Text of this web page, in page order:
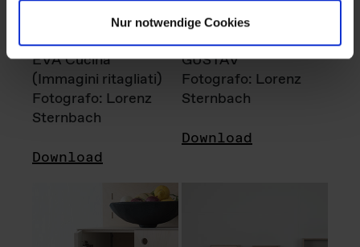
Nur notwendige Cookies
EVA Cucina
(Immagini ritagliati)
Fotografo: Lorenz
Sternbach
Download
GUSTAV
Fotografo: Lorenz
Sternbach
Download